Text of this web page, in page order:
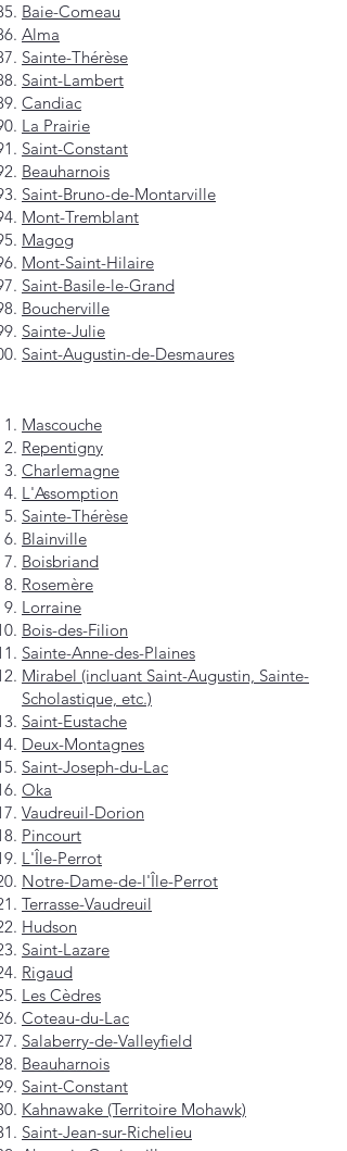
Baie-Comeau
Alma
Sainte-Thérèse
Saint-Lambert
Candiac
La Prairie
Saint-Constant
Beauharnois
Saint-Bruno-de-Montarville
Mont-Tremblant
Magog
Mont-Saint-Hilaire
Saint-Basile-le-Grand
Boucherville
Sainte-Julie
Saint-Augustin-de-Desmaures
Mascouche
Repentigny
Charlemagne
L'Assomption
Sainte-Thérèse
Blainville
Boisbriand
Rosemère
Lorraine
Bois-des-Filion
Sainte-Anne-des-Plaines
Mirabel (incluant Saint-Augustin, Sainte-
Scholastique, etc.)
Saint-Eustache
Deux-Montagnes
Saint-Joseph-du-Lac
Oka
Vaudreuil-Dorion
Pincourt
L'Île-Perrot
Notre-Dame-de-l'Île-Perrot
Terrasse-Vaudreuil
Hudson
Saint-Lazare
Rigaud
Les Cèdres
Coteau-du-Lac
Salaberry-de-Valleyfield
Beauharnois
Saint-Constant
Kahnawake (Territoire Mohawk)
Saint-Jean-sur-Richelieu